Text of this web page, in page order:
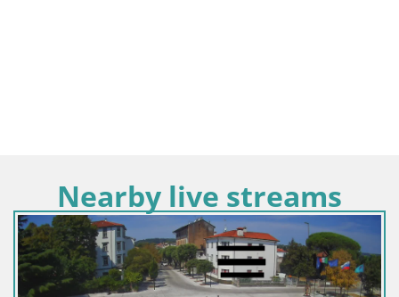
Nearby live streams